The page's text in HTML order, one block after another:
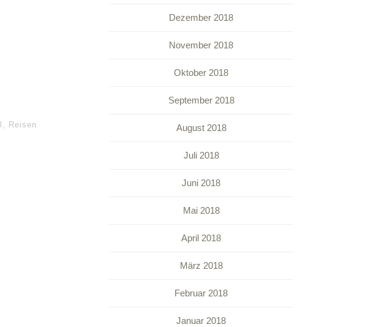
, Reisen
Dezember 2018
November 2018
Oktober 2018
September 2018
August 2018
Juli 2018
Juni 2018
Mai 2018
April 2018
März 2018
Februar 2018
Januar 2018